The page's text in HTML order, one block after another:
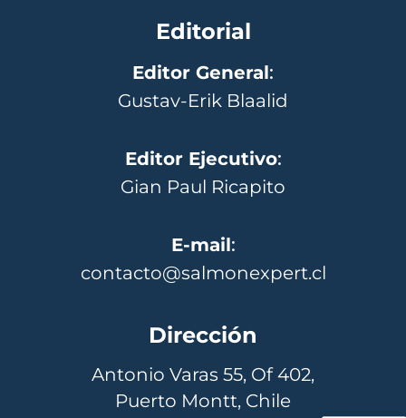
Editorial
Editor General:
Gustav-Erik Blaalid
Editor Ejecutivo:
Gian Paul Ricapito
E-mail:
contacto@salmonexpert.cl
Dirección
Antonio Varas 55, Of 402,
Puerto Montt, Chile